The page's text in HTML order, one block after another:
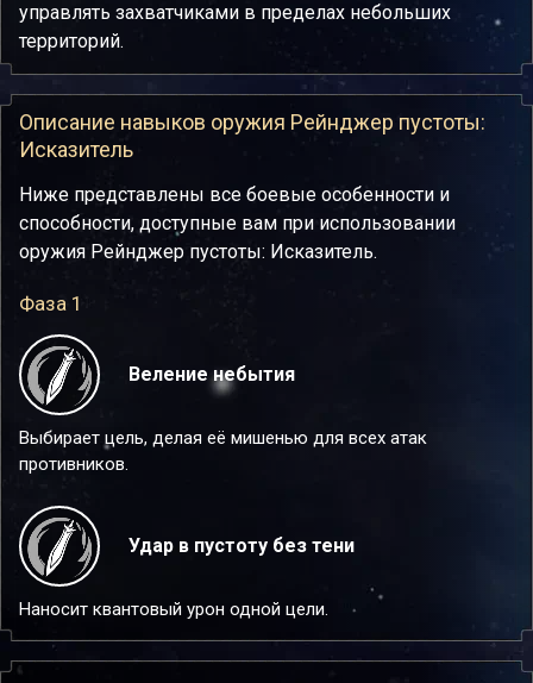
управлять захватчиками в пределах небольших
территорий.
Описание навыков оружия Рейнджер пустоты:
Исказитель
Ниже представлены все боевые особенности и
способности, доступные вам при использовании
оружия Рейнджер пустоты: Исказитель.
Фаза 1
Веление небытия
Выбирает цель, делая её мишенью для всех атак
противников.
Удар в пустоту без тени
Наносит квантовый урон одной цели.